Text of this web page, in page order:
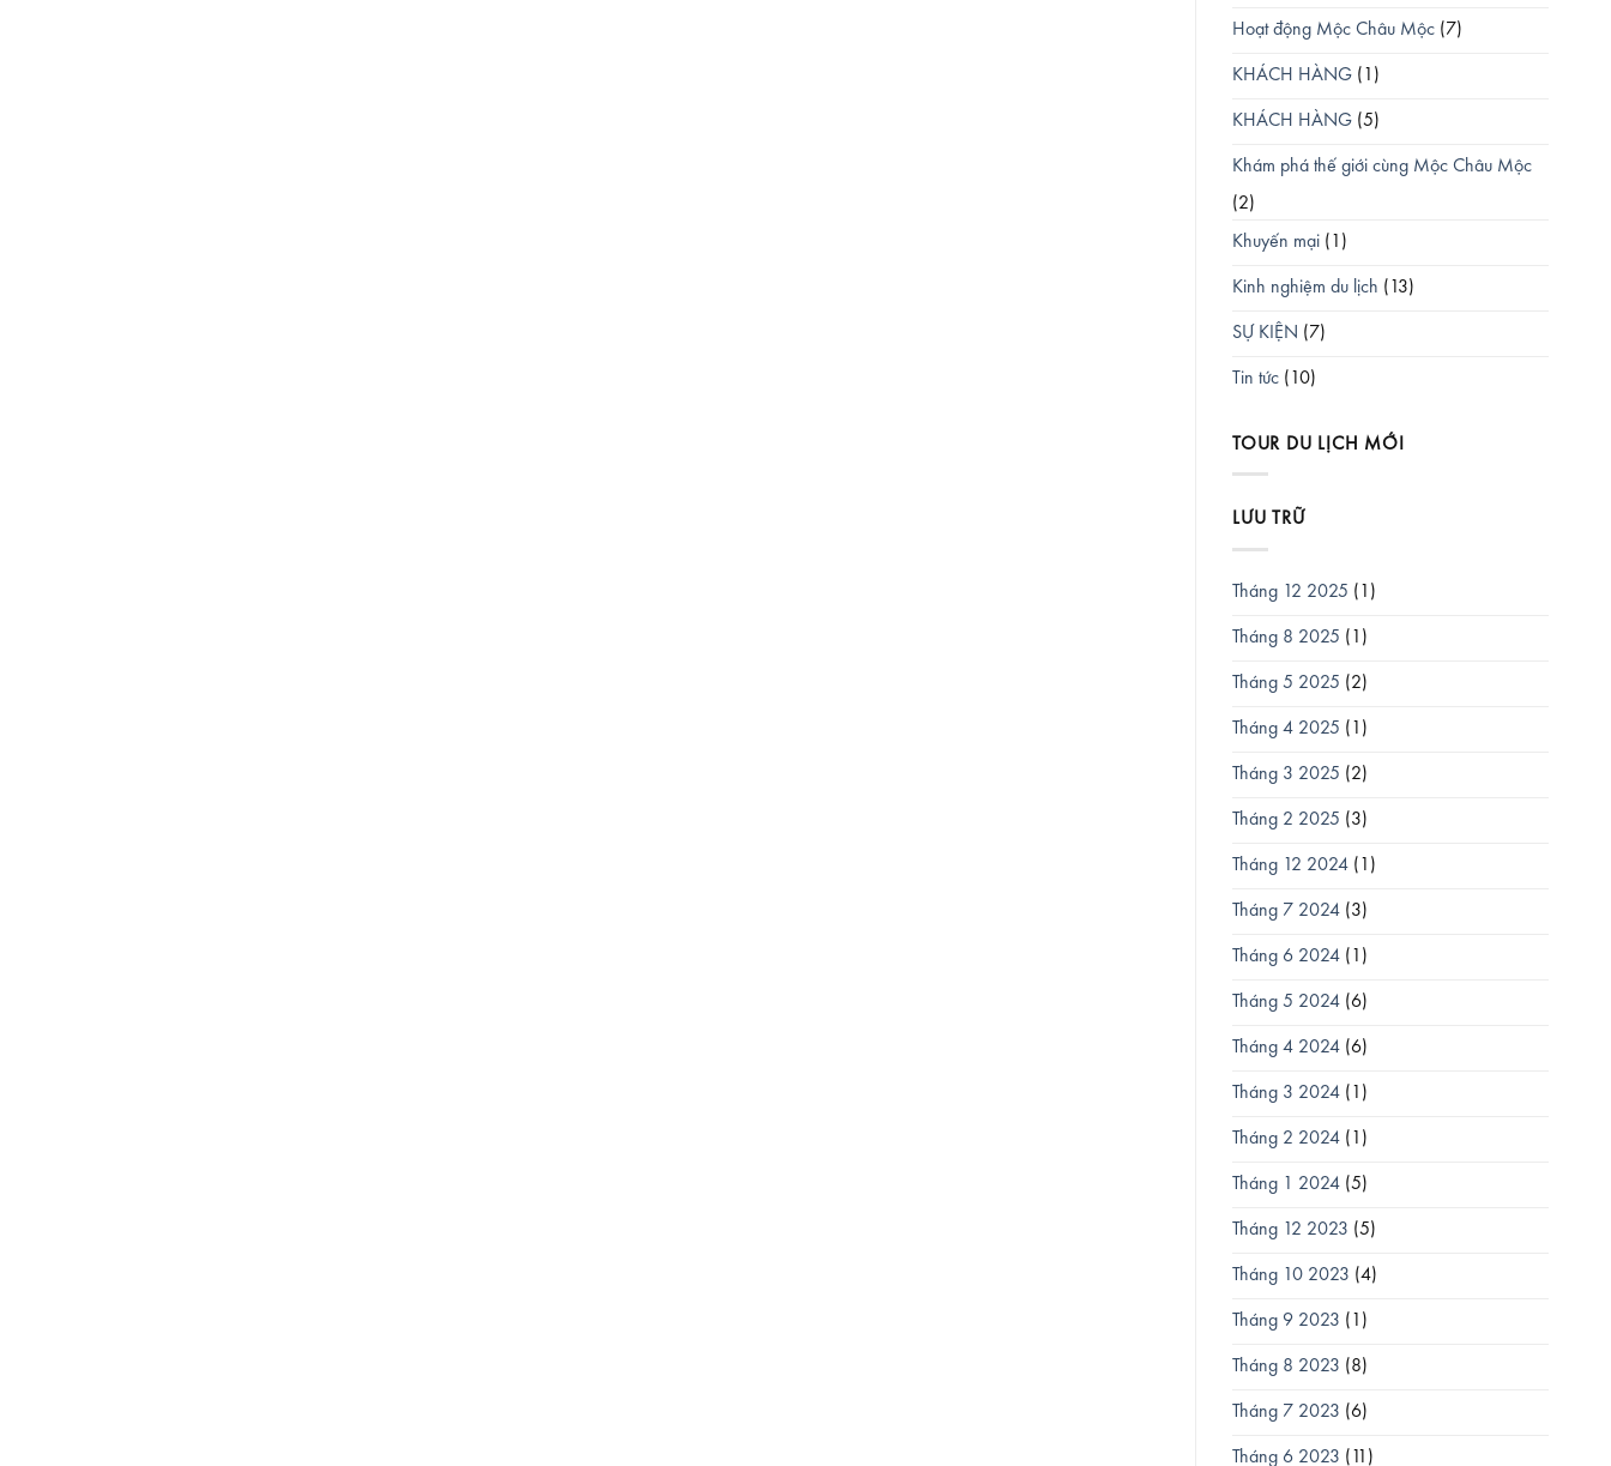
Hoạt động Mộc Châu Mộc (7)
KHÁCH HÀNG (1)
KHÁCH HÀNG (5)
Khám phá thế giới cùng Mộc Châu Mộc
(2)
Khuyến mại (1)
Kinh nghiệm du lịch (13)
SỰ KIỆN (7)
Tin tức (10)
TOUR DU LỊCH MỚI
LƯU TRỮ
Tháng 12 2025 (1)
Tháng 8 2025 (1)
Tháng 5 2025 (2)
Tháng 4 2025 (1)
Tháng 3 2025 (2)
Tháng 2 2025 (3)
Tháng 12 2024 (1)
Tháng 7 2024 (3)
Tháng 6 2024 (1)
Tháng 5 2024 (6)
Tháng 4 2024 (6)
Tháng 3 2024 (1)
Tháng 2 2024 (1)
Tháng 1 2024 (5)
Tháng 12 2023 (5)
Tháng 10 2023 (4)
Tháng 9 2023 (1)
Tháng 8 2023 (8)
Tháng 7 2023 (6)
Tháng 6 2023 (11)